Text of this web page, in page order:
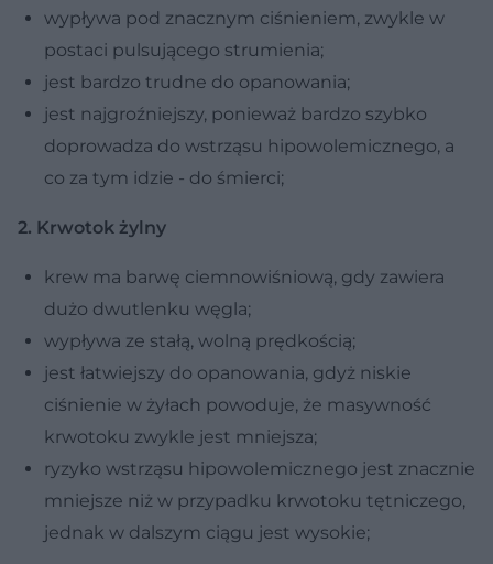
wypływa pod znacznym ciśnieniem, zwykle w
postaci pulsującego strumienia;
jest bardzo trudne do opanowania;
jest najgroźniejszy, ponieważ bardzo szybko
doprowadza do wstrząsu hipowolemicznego, a
co za tym idzie - do śmierci;
2. Krwotok żylny
krew ma barwę ciemnowiśniową, gdy zawiera
dużo dwutlenku węgla;
wypływa ze stałą, wolną prędkością;
jest łatwiejszy do opanowania, gdyż niskie
ciśnienie w żyłach powoduje, że masywność
krwotoku zwykle jest mniejsza;
ryzyko wstrząsu hipowolemicznego jest znacznie
mniejsze niż w przypadku krwotoku tętniczego,
jednak w dalszym ciągu jest wysokie;